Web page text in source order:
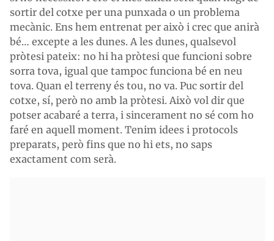
sortir del cotxe per una punxada o un problema
mecànic. Ens hem entrenat per això i crec que anirà
bé… excepte a les dunes. A les dunes, qualsevol
pròtesi pateix: no hi ha pròtesi que funcioni sobre
sorra tova, igual que tampoc funciona bé en neu
tova. Quan el terreny és tou, no va. Puc sortir del
cotxe, sí, però no amb la pròtesi. Això vol dir que
potser acabaré a terra, i sincerament no sé com ho
faré en aquell moment. Tenim idees i protocols
preparats, però fins que no hi ets, no saps
exactament com serà.